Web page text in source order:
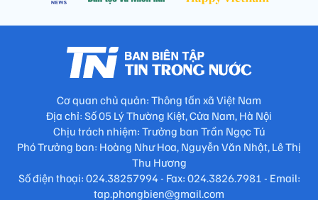
Cơ quan chủ quản: Thông tấn xã Việt Nam
Địa chỉ: Số 05 Lý Thường Kiệt, Cửa Nam, Hà Nội
Chịu trách nhiệm: Trưởng ban Trần Ngọc Tú
Phó Trưởng ban: Hoàng Như Hoa, Nguyễn Văn Nhật, Lê Thị
Thu Hương
Số điện thoại: 024.38257994 - Fax: 024.3826.7981 - Email:
tap.phongbien@gmail.com